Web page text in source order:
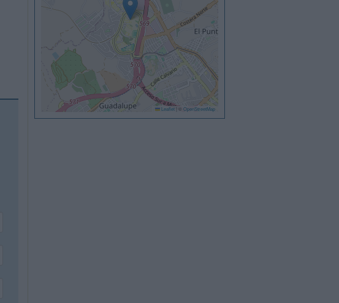
Leaflet © OpenStreetMap